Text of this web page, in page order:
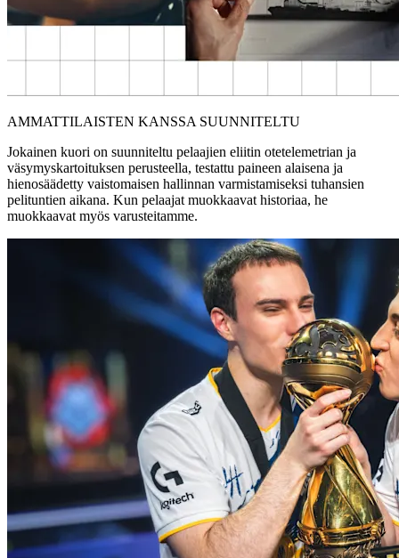
AMMATTILAISTEN KANSSA SUUNNITELTU
Jokainen kuori on suunniteltu pelaajien eliitin otetelemetrian ja
väsymyskartoituksen perusteella, testattu paineen alaisena ja
hienosäädetty vaistomaisen hallinnan varmistamiseksi tuhansien
pelituntien aikana. Kun pelaajat muokkaavat historiaa, he
muokkaavat myös varusteitamme.